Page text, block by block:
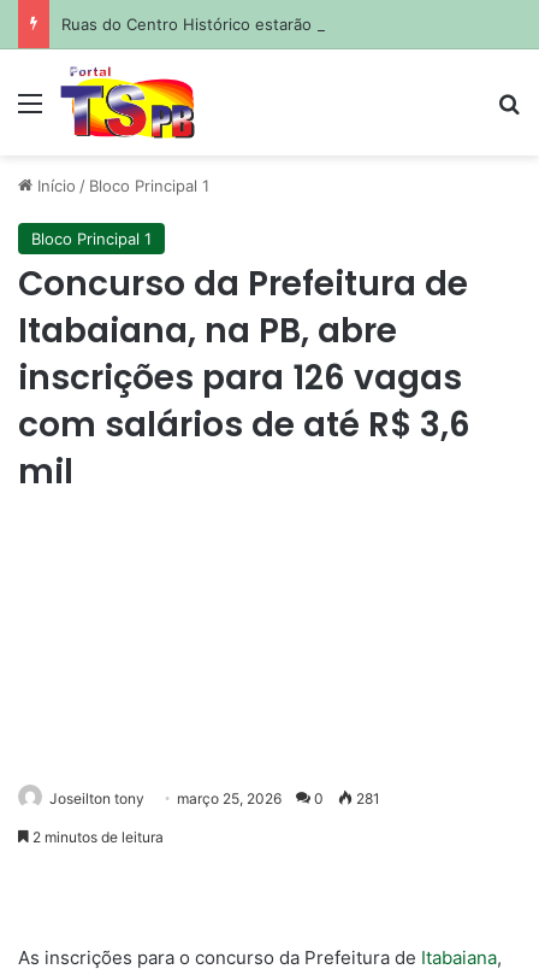
Menu
Início / Bloco Principal 1
Bloco Principal 1
Concurso da Prefeitura de
Itabaiana, na PB, abre
inscrições para 126 vagas
com salários de até R$ 3,6
mil
Joseilton tony março 25, 2026 0 281
2 minutos de leitura
As inscrições para o concurso da Prefeitura de Itabaiana,